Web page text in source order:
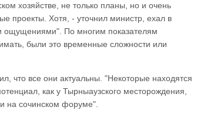
хозяйстве, не только планы, но и очень
проекты. Хотя, - уточнил министр, ехал в
ощущениями". По многим показателям
были это временные сложности или
что все они актуальны. "Некоторые находятся
как у Тырныаузского месторождения,
на сочинском форуме".